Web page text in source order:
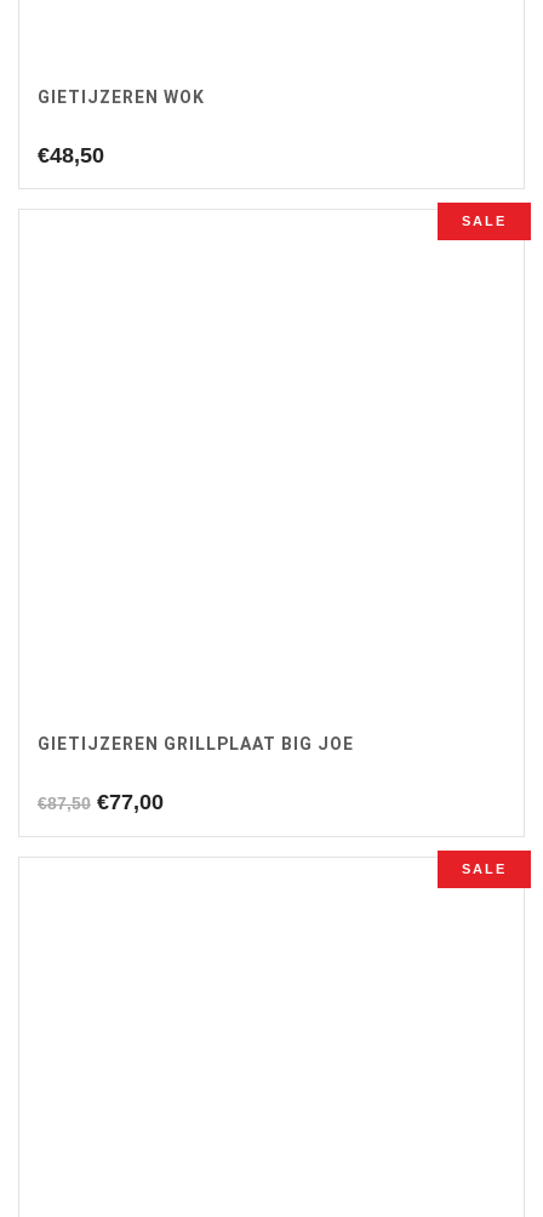
GIETIJZEREN WOK
€48,50
SALE
GIETIJZEREN GRILLPLAAT BIG JOE
€87,50 Oorspronkelijke
was:
€77,00Huidige
is:
SALE